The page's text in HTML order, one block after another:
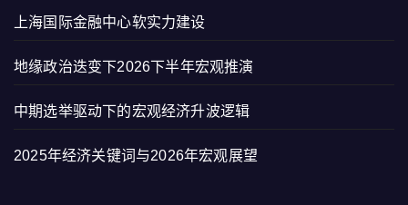
上海国际金融中心软实力建设
地缘政治迭变下2026下半年宏观推演
中期选举驱动下的宏观经济升波逻辑
2025年经济关键词与2026年宏观展望